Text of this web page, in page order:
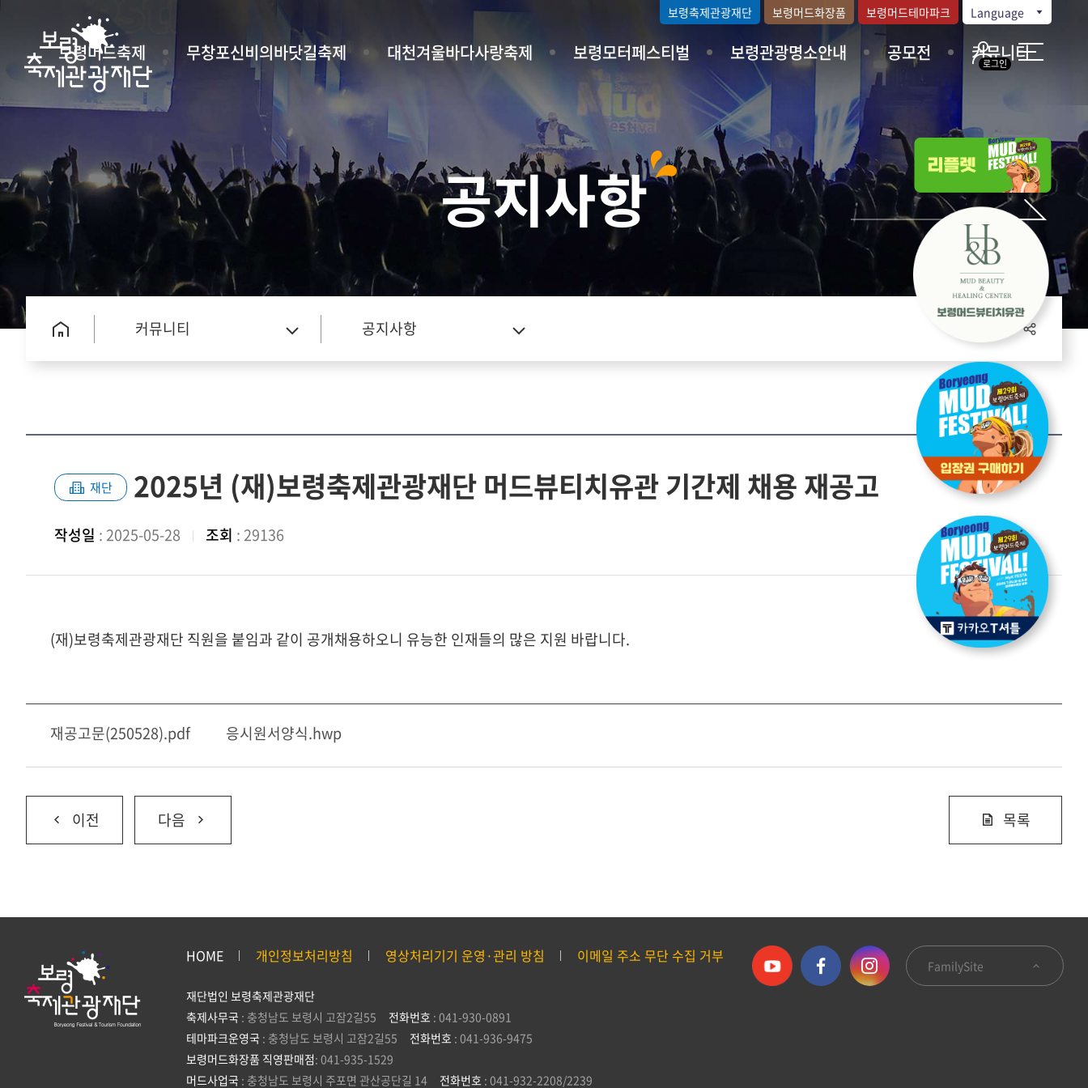
보령머드축제 무창포신비의바닷길축제 대천겨울바다사랑축제 보령모터페스티벌 보령관광명소안내 공모전 커뮤니티
보령축제관광재단 보령머드화장품 보령머드테마파크 Language
로그인
공지사항
커뮤니티 공지사항
재단 2025년 (재)보령축제관광재단 머드뷰티치유관 기간제 채용 재공고
작성일 : 2025-05-28 조회 : 29136
(재)보령축제관광재단 직원을 붙임과 같이 공개채용하오니 유능한 인재들의 많은 지원 바랍니다.
재공고문(250528).pdf 응시원서양식.hwp
이전 다음 목록
HOME 개인정보처리방침 영상처리기기 운영·관리 방침 이메일 주소 무단 수집 거부
재단법인 보령축제관광재단
축제사무국 : 충청남도 보령시 고잠2길55 전화번호 : 041-930-0891
테마파크운영국 : 충청남도 보령시 고잠2길55 전화번호 : 041-936-9475
보령머드화장품 직영판매점: 041-935-1529
머드사업국 : 충청남도 보령시 주포면 관산공단길 14 전화번호 : 041-932-2208/2239
FamilySite